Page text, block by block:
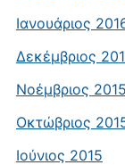
Ιανουάριος
Δεκέμβριος
Νοέμβριος 2015
Οκτώβριος
Ιούνιος 2015